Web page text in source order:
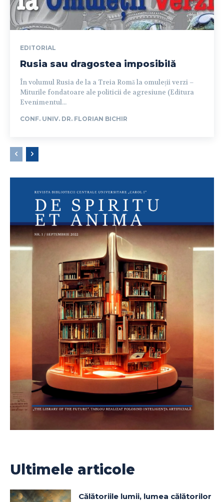
EDITORIAL
Rusia sau dragostea imposibilă
În volumul Rusia de la a Treia Romă la omuleții verzi –
Miturile fondatoare ale politicii de agresiune (Editura
Evenimentul...
CONF. UNIV. DR. FLORIAN BICHIR
Ultimele articole
Călătoriile lumii, lumea călătorilor